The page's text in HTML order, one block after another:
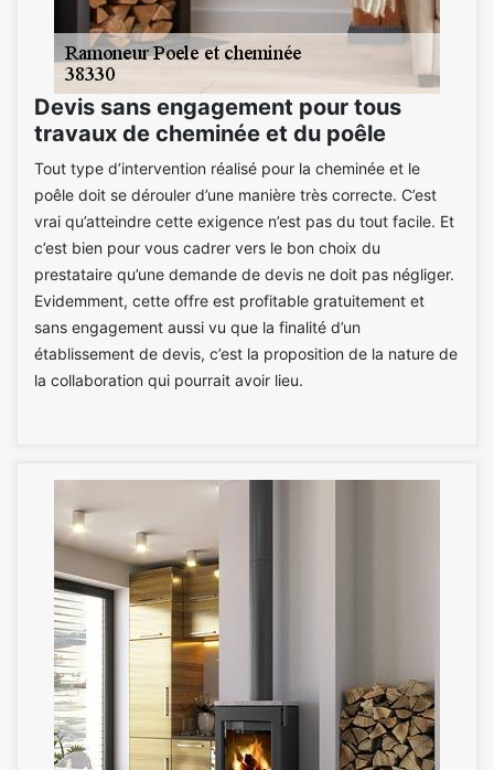
Devis sans engagement pour tous
travaux de cheminée et du poêle
Tout type d’intervention réalisé pour la cheminée et le
poêle doit se dérouler d’une manière très correcte. C’est
vrai qu’atteindre cette exigence n’est pas du tout facile. Et
c’est bien pour vous cadrer vers le bon choix du
prestataire qu’une demande de devis ne doit pas négliger.
Evidemment, cette offre est profitable gratuitement et
sans engagement aussi vu que la finalité d’un
établissement de devis, c’est la proposition de la nature de
la collaboration qui pourrait avoir lieu.